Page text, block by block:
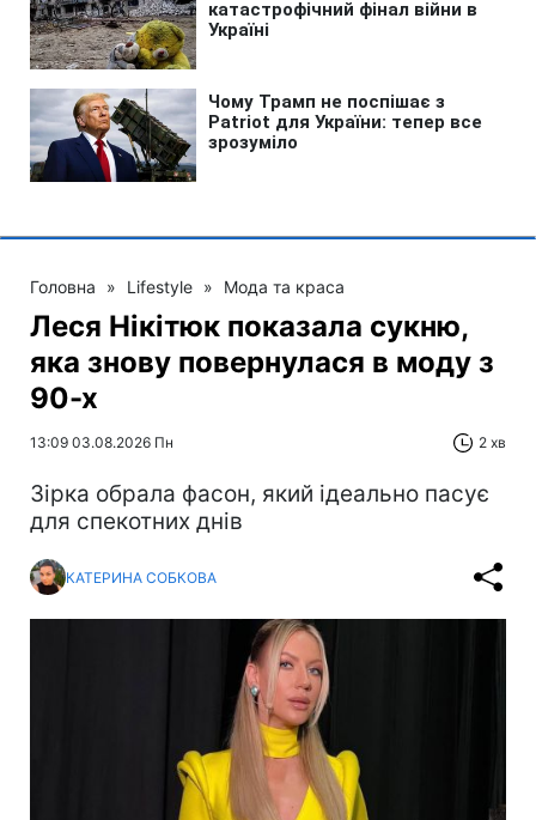
Головна » Lifestyle » Мода та краса
Леся Нікітюк показала сукню,
яка знову повернулася в моду з
90-х
13:09 03.08.2026 Пн 2 хв
Зірка обрала фасон, який ідеально пасує
для спекотних днів
КАТЕРИНА СОБКОВА